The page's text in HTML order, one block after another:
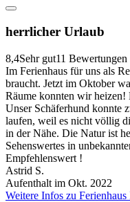
herrlicher Urlaub
8,4Sehr gut11 Bewertungen
Im Ferienhaus für uns als
braucht. Jetzt im Oktober
Räume konnten wir heizen!
Unser Schäferhund konnte
laufen, weil es nicht völlig
in der Nähe. Die Natur ist
Sehenswertes in
Empfehlenswert !
Astrid S.
Aufenthalt im Okt. 2022
Weitere Infos zu